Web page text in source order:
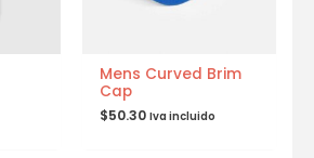
Mens Curved Brim
Cap
$50.30 Iva incluido